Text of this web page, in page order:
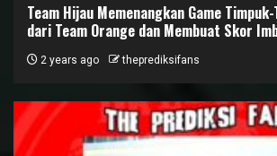
Team Hijau Memenangkan Game
dari Team Orange dan Membuat Skor
2 years ago theprediksifans